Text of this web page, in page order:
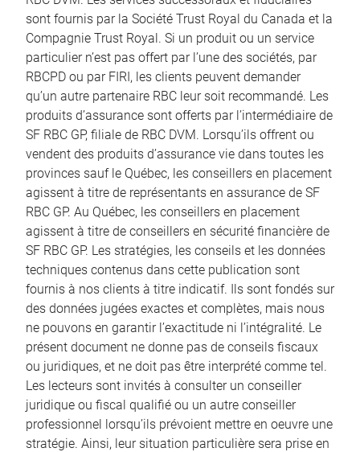
sont fournis par la Société Trust Royal du Canada et la
Compagnie Trust Royal. Si un produit ou un service
particulier n’est pas offert par l’une des sociétés, par
RBCPD ou par FIRI, les clients peuvent demander
qu’un autre partenaire RBC leur soit recommandé. Les
produits d’assurance sont offerts par l’intermédiaire de
SF RBC GP, filiale de RBC DVM. Lorsqu’ils offrent ou
vendent des produits d’assurance vie dans toutes les
provinces sauf le Québec, les conseillers en placement
agissent à titre de représentants en assurance de SF
RBC GP. Au Québec, les conseillers en placement
agissent à titre de conseillers en sécurité financière de
SF RBC GP. Les stratégies, les conseils et les données
techniques contenus dans cette publication sont
fournis à nos clients à titre indicatif. Ils sont fondés sur
des données jugées exactes et complètes, mais nous
ne pouvons en garantir l’exactitude ni l’intégralité. Le
présent document ne donne pas de conseils fiscaux
ou juridiques, et ne doit pas être interprété comme tel.
Les lecteurs sont invités à consulter un conseiller
juridique ou fiscal qualifié ou un autre conseiller
professionnel lorsqu’ils prévoient mettre en oeuvre une
stratégie. Ainsi, leur situation particulière sera prise en